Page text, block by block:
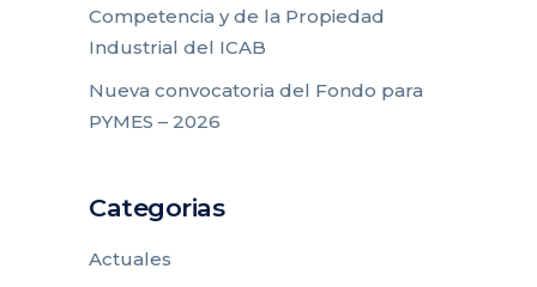
Competencia y de la Propiedad
Industrial del ICAB
Nueva convocatoria del Fondo para
PYMES – 2026
Categorias
Actuales